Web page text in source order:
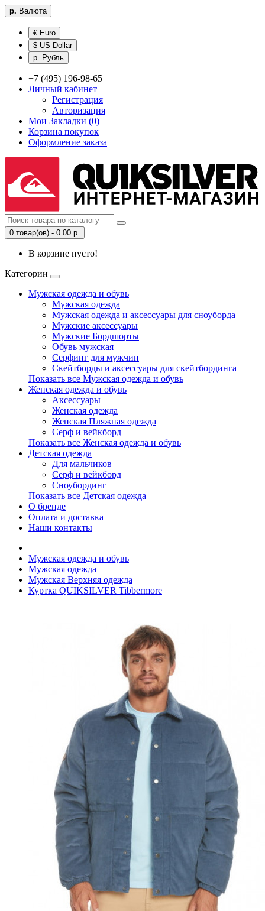
р. Валюта
€ Euro
$ US Dollar
р. Рубль
+7 (495) 196-98-65
Личный кабинет
Регистрация
Авторизация
Мои Закладки (0)
Корзина покупок
Оформление заказа
0 товар(ов) - 0.00 р.
В корзине пусто!
Категории
Мужская одежда и обувь
Мужская одежда
Мужская одежда и аксессуары для сноуборда
Мужские аксессуары
Мужские Бордшорты
Обувь мужская
Серфинг для мужчин
Скейтборды и аксессуары для скейтбординга
Показать все Мужская одежда и обувь
Женская одежда и обувь
Аксессуары
Женская одежда
Женская Пляжная одежда
Серф и вейкборд
Показать все Женская одежда и обувь
Детская одежда
Для мальчиков
Серф и вейкборд
Сноубординг
Показать все Детская одежда
О бренде
Оплата и доставка
Наши контакты
Мужская одежда и обувь
Мужская одежда
Мужская Верхняя одежда
Куртка QUIKSILVER Tibbermore